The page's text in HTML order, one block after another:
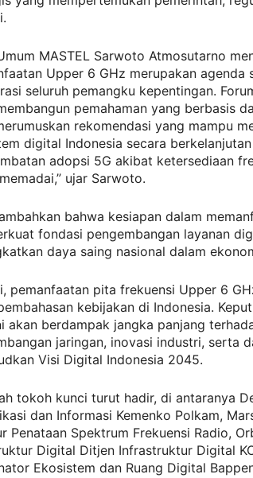
MASTEL Sarwoto Atmosutarno
Upper 6 GHz merupakan
seluruh pemangku kepentingan.
pemahaman yang berbasis
rekomendasi yang mampu
digital Indonesia secara
adopsi 5G akibat ketersediaan
ujar Sarwoto.
bahwa kesiapan dalam
fondasi pengembangan layanan
daya saing nasional dalam
pemanfaatan pita frekuensi Upper 6
kebijakan di Indonesia.
akan berdampak jangka panjang
jaringan, inovasi industri, serta
Visi Digital Indonesia 2045.
tokoh kunci turut hadir, di antaranya
dan Informasi Kemenko Polkam,
Penataan Spektrum Frekuensi Radio,
Digital Ditjen Infrastruktur Digital
Ekosistem dan Ruang Digital